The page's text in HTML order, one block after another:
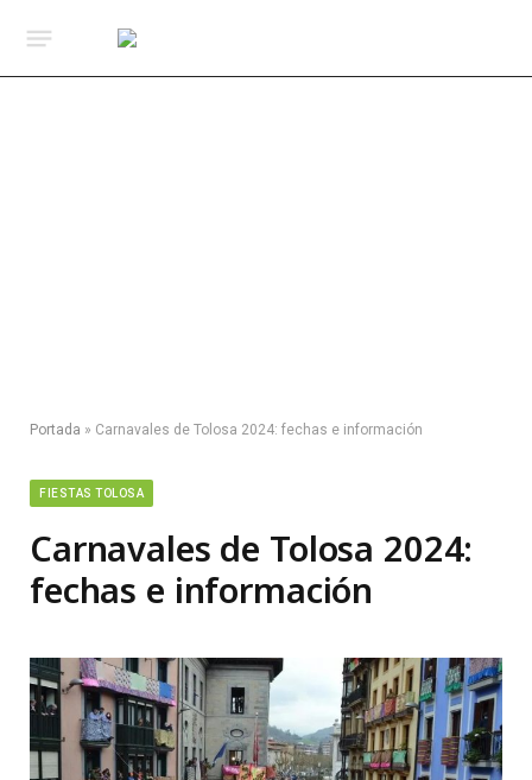
Portada » Carnavales de Tolosa 2024: fechas e información
FIESTAS TOLOSA
Carnavales de Tolosa 2024:
fechas e información